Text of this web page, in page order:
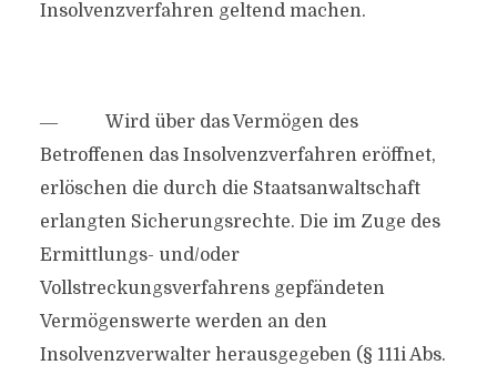
Insolvenzverfahren geltend machen.
― Wird über das Vermögen des
Betroffenen das Insolvenzverfahren eröffnet,
erlöschen die durch die Staatsanwaltschaft
erlangten Sicherungsrechte. Die im Zuge des
Ermittlungs- und/oder
Vollstreckungsverfahrens gepfändeten
Vermögenswerte werden an den
Insolvenzverwalter herausgegeben (§ 111i Abs.